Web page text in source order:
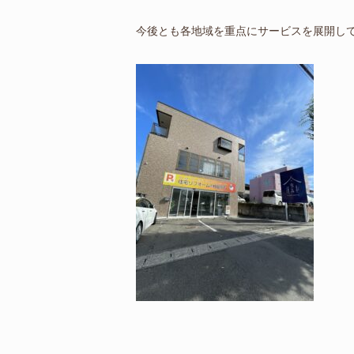
今後とも各地域を重点にサービスを展開し